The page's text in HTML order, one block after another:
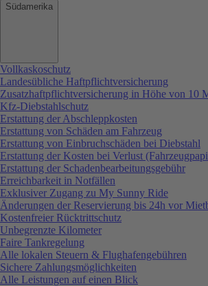
Südamerika
Vollkaskoschutz
Landesübliche Haftpflichtversicherung
Zusatzhaftpflichtversicherung in Höhe von 10
Kfz-Diebstahlschutz
Erstattung der Abschleppkosten
Erstattung von Schäden am Fahrzeug
Erstattung von Einbruchschäden bei Diebstahl
Erstattung der Kosten bei Verlust
Erstattung der Schadenbearbeitungsgebühr
Erreichbarkeit in Notfällen
Exklusiver Zugang zu My Sunny Ride
Änderungen der Reservierung bis 24h vor
Kostenfreier Rücktrittschutz
Unbegrenzte Kilometer
Faire Tankregelung
Alle lokalen Steuern & Flughafengebühren
Sichere Zahlungsmöglichkeiten
Alle Leistungen auf einen Blick